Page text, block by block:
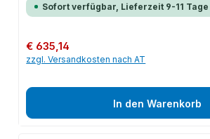
Sofort verfügbar, Lieferzeit 9-11 Tage
Regulärer Preis:
€ 635,14
zzgl. Versandkosten nach AT
In den Warenkorb